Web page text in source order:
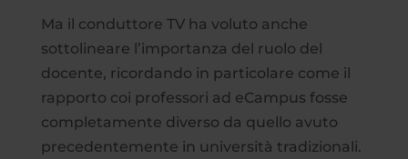
Ma il conduttore TV ha voluto anche
sottolineare l’importanza del ruolo del
docente, ricordando in particolare come il
rapporto coi professori ad eCampus fosse
completamente diverso da quello avuto
precedentemente in università tradizionali.